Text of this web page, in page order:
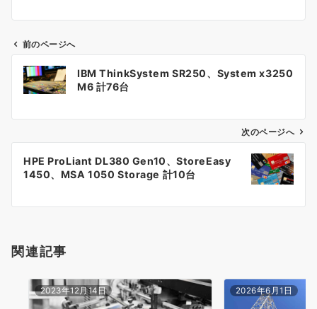
投
稿
ゲ
シ
ン
前のページへ
IBM ThinkSystem SR250、System x3250
M6 計76台
次のページへ
HPE ProLiant DL380 Gen10、StoreEasy
1450、MSA 1050 Storage 計10台
関連記事
2023年12月14日 2026年6月1日